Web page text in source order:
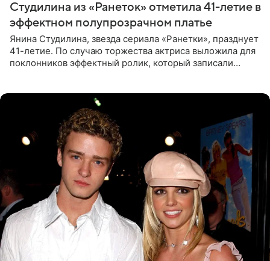
Студилина из «Ранеток» отметила 41-летие в
эффектном полупрозрачном платье
Янина Студилина, звезда сериала «Ранетки», празднует
41-летие. По случаю торжества актриса выложила для
поклонников эффектный ролик, который записали